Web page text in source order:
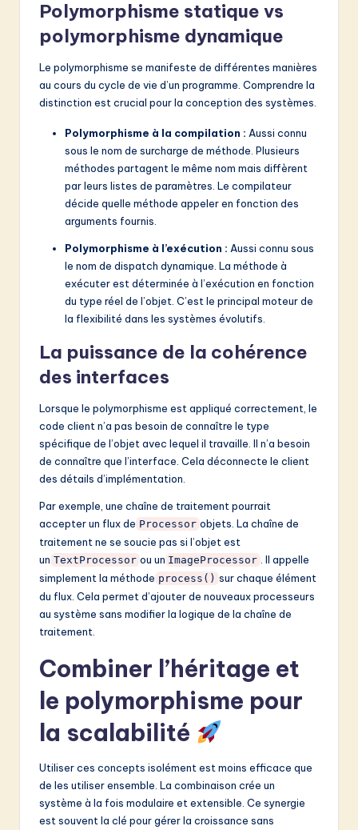
Polymorphisme statique vs
polymorphisme dynamique
Le polymorphisme se manifeste de différentes manières
au cours du cycle de vie d’un programme. Comprendre la
distinction est crucial pour la conception des systèmes.
Polymorphisme à la compilation : Aussi connu
sous le nom de surcharge de méthode. Plusieurs
méthodes partagent le même nom mais diffèrent
par leurs listes de paramètres. Le compilateur
décide quelle méthode appeler en fonction des
arguments fournis.
Polymorphisme à l’exécution : Aussi connu sous
le nom de dispatch dynamique. La méthode à
exécuter est déterminée à l’exécution en fonction
du type réel de l’objet. C’est le principal moteur de
la flexibilité dans les systèmes évolutifs.
La puissance de la cohérence
des interfaces
Lorsque le polymorphisme est appliqué correctement, le
code client n’a pas besoin de connaître le type
spécifique de l’objet avec lequel il travaille. Il n’a besoin
de connaître que l’interface. Cela déconnecte le client
des détails d’implémentation.
Par exemple, une chaîne de traitement pourrait
accepter un flux de Processor objets. La chaîne de
traitement ne se soucie pas si l’objet est
un TextProcessor ou un ImageProcessor
. Il appelle
simplement la méthode process() sur chaque élément
du flux. Cela permet d’ajouter de nouveaux processeurs
au système sans modifier la logique de la chaîne de
traitement.
Combiner l’héritage et
le polymorphisme pour
la scalabilité
Utiliser ces concepts isolément est moins efficace que
de les utiliser ensemble. La combinaison crée un
système à la fois modulaire et extensible. Ce synergie
est souvent la clé pour gérer la croissance sans